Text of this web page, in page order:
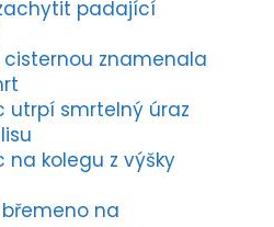
padající
znamenala
utrpí smrtelný úraz
kolegu z výšky
na